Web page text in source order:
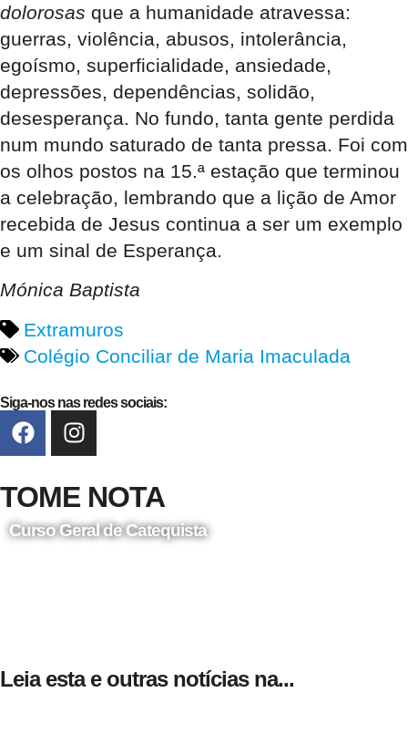
dolorosas que a humanidade atravessa:
guerras, violência, abusos, intolerância,
egoísmo, superficialidade, ansiedade,
depressões, dependências, solidão,
desesperança. No fundo, tanta gente perdida
num mundo saturado de tanta pressa. Foi com
os olhos postos na 15.ª estação que terminou
a celebração, lembrando que a lição de Amor
recebida de Jesus continua a ser um exemplo
e um sinal de Esperança.
Mónica Baptista
Extramuros
Colégio Conciliar de Maria Imaculada
Siga-nos nas redes sociais:
TOME NOTA
Curso Geral de Catequista
Leia esta e outras notícias na...